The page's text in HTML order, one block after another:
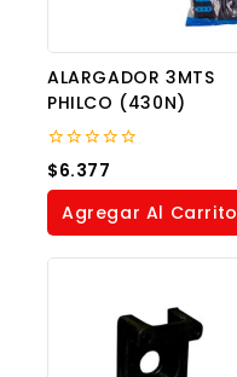
ALARGADOR 3MTS
PHILCO (430N)
0
out
of
$6.377
Agregar Al Carrito